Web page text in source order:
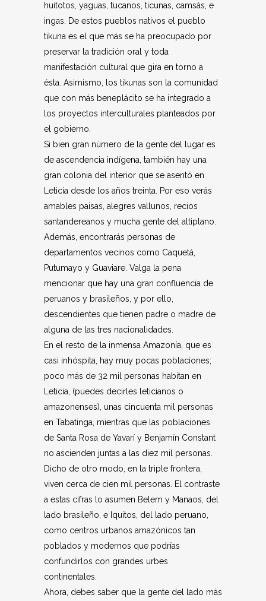
huitotos, yaguas, tucanos, ticunas, camsás, e
ingas. De estos pueblos nativos el pueblo
tikuna es el que más se ha preocupado por
preservar la tradición oral y toda
manifestación cultural que gira en torno a
ésta. Asimismo, los tikunas son la comunidad
que con más beneplácito se ha integrado a
los proyectos interculturales planteados por
el gobierno.
Si bien gran número de la gente del lugar es
de ascendencia indígena, también hay una
gran colonia del interior que se asentó en
Leticia desde los años treinta. Por eso verás
amables paisas, alegres vallunos, recios
santandereanos y mucha gente del altiplano.
Además, encontrarás personas de
departamentos vecinos como Caquetá,
Putumayo y Guaviare. Valga la pena
mencionar que hay una gran confluencia de
peruanos y brasileños, y por ello,
descendientes que tienen padre o madre de
alguna de las tres nacionalidades.
En el resto de la inmensa Amazonía, que es
casi inhóspita, hay muy pocas poblaciones;
poco más de 32 mil personas habitan en
Leticia, (puedes decirles leticianos o
amazonenses), unas cincuenta mil personas
en Tabatinga, mientras que las poblaciones
de Santa Rosa de Yavarí y Benjamín Constant
no ascienden juntas a las diez mil personas.
Dicho de otro modo, en la triple frontera,
viven cerca de cien mil personas. El contraste
a estas cifras lo asumen Belem y Manaos, del
lado brasileño, e Iquitos, del lado peruano,
como centros urbanos amazónicos tan
poblados y modernos que podrías
confundirlos con grandes urbes
continentales.
Ahora, debes saber que la gente del lado más